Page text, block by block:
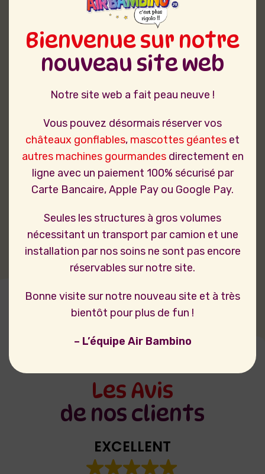
Bienvenue sur notre
nouveau site web
Notre site web a fait peau neuve !
Vous pouvez désormais réserver vos
châteaux gonflables, mascottes géantes et
autres machines gourmandesdirectement en
ligne avec un paiement 100% sécurisé par
Carte Bancaire, Apple Pay ou Google Pay.
Seules les structures à gros volumes
nécessitant un transport par camion et une
installation par nos soins ne sont pas encore
réservables sur notre site.
Bonne visite sur notre nouveau site et à très
bientôt pour plus de fun !
– L’équipe Air Bambino
Les Avis
de nos clients
EXCELLENT